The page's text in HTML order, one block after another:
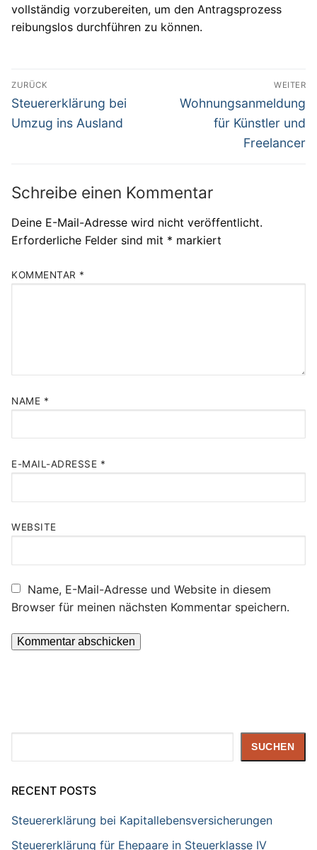
vollständig vorzubereiten, um den Antragsprozess
reibungslos durchführen zu können.
Beitragsnavigation
ZURÜCK
Vorheriger
Beitrag:
Steuererklärung bei
Umzug ins Ausland
WEITER
Nächster
Beitrag:
Wohnungsanmeldung
für Künstler und
Freelancer
Schreibe einen Kommentar
Deine E-Mail-Adresse wird nicht veröffentlicht.
Erforderliche Felder sind mit * markiert
KOMMENTAR *
NAME *
E-MAIL-ADRESSE *
WEBSITE
Name, E-Mail-Adresse und Website in diesem
Browser für meinen nächsten Kommentar speichern.
SUCHEN
RECENT POSTS
Steuererklärung bei Kapitallebensversicherungen
Steuererklärung für Ehepaare in Steuerklasse IV